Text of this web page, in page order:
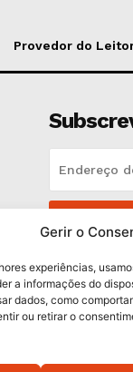
Gerir o
experiências,
a informações do
dados, como
ou retirar o
Provedor do
Li e